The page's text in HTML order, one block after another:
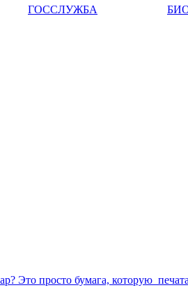
ГОССЛУЖБА
Это просто бумага, которую